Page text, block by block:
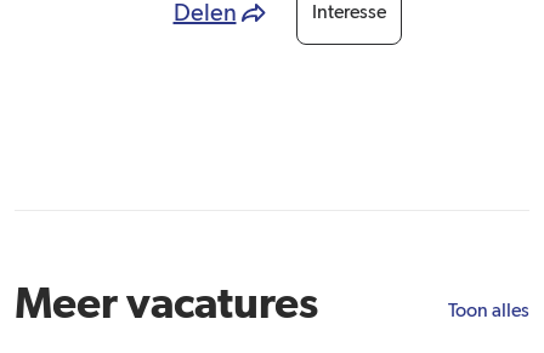
Delen Interesse
Meer vacatures Toon alles